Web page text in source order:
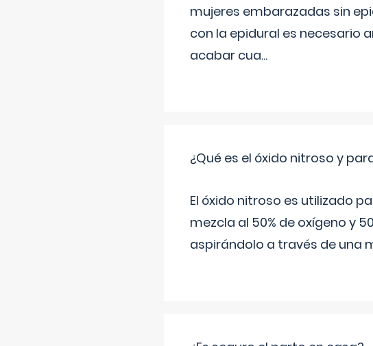
mujeres embarazadas sin
con la epidural es necesario
acabar cua...
¿Qué es el óxido nitroso y
El óxido nitroso es utilizado
mezcla al 50% de oxígeno y
aspirándolo a través de una